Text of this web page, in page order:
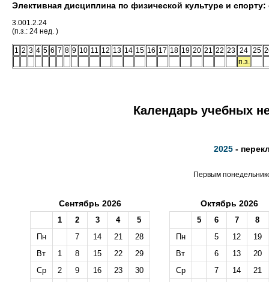
Элективная дисциплина по физической культуре и
3.001.2.24
(п.з.: 24 нед. )
1 2 3 4 5 6 7 8 9 10 11 12 13 14 15 16 17 18 19 20 21 22 23 24 25
п.з.
Календарь учебных
2025 -
Первым
Сентябрь 2026
1 2 3 4
5
Пн
7 14 21
28
Вт
1 8 15 22
29
Ср
2 9 16 23
30
Октябрь 2026
5 6 7
8
Пн
5 12
19
Вт
6 13
20
Ср
7 14
21